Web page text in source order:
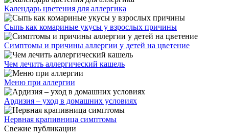
Календарь цветения для аллергика
Сыпь как комариные укусы у взрослых причины
Симптомы и причины аллергии у детей на цветение
Чем лечить аллергический кашель
Меню при аллергии
Ардизия – уход в домашних условиях
Нервная крапивница симптомы
Свежие публикации